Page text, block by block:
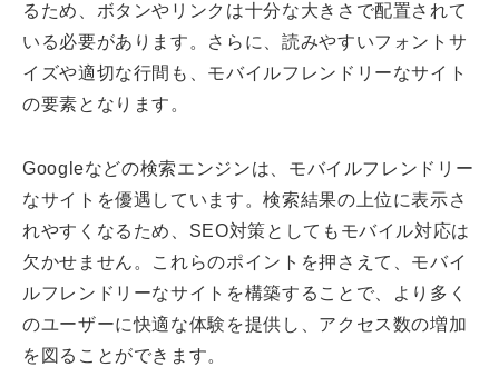
るため、ボタンやリンクは十分な大きさで配置されて
いる必要があります。さらに、読みやすいフォントサ
イズや適切な行間も、モバイルフレンドリーなサイト
の要素となります。
Googleなどの検索エンジンは、モバイルフレンドリー
なサイトを優遇しています。検索結果の上位に表示さ
れやすくなるため、SEO対策としてもモバイル対応は
欠かせません。これらのポイントを押さえて、モバイ
ルフレンドリーなサイトを構築することで、より多く
のユーザーに快適な体験を提供し、アクセス数の増加
を図ることができます。